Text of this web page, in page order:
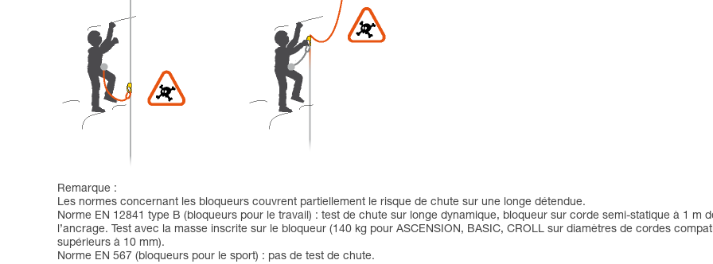
Remarque :
Les normes concernant les bloqueurs couvrent partiellement le risque de chute sur une longe détendue.
Norme EN 12841 type B (bloqueurs pour le travail) : test de chute sur longe dynamique, bloqueur sur corde semi-statique à 1 m
l’ancrage. Test avec la masse inscrite sur le bloqueur (140 kg pour ASCENSION, BASIC, CROLL sur diamètres de cordes
supérieurs à 10 mm).
Norme EN 567 (bloqueurs pour le sport) : pas de test de chute.